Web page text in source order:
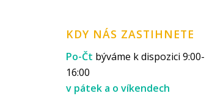
KDY NÁS ZASTIHNETE
Po-Čt býváme k dispozici 9:00-
16:00
v pátek a o víkendech